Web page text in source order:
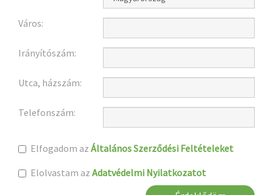
Város:
Irányítószám:
Utca, házszám:
Telefonszám:
Elfogadom az Általános Szerződési Feltételeket
Elolvastam az Adatvédelmi Nyilatkozatot